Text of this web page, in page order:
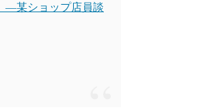
—某ショップ店員談